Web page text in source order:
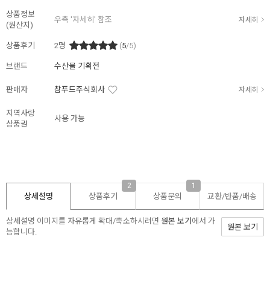
상품정보
(원산지)
우측 '자세히' 참조 자세히
상품후기 2명 (5/5)
브랜드 수산물 기획전
판매자 참푸드주식회사 자세히
지역사랑
상품권
사용 가능
상세설명 상품후기
2
상품문의
1
교환/반품/배송
상세설명 이미지를 자유롭게 확대/축소하시려면 원본 보기 에서 가
능합니다.
원본 보기